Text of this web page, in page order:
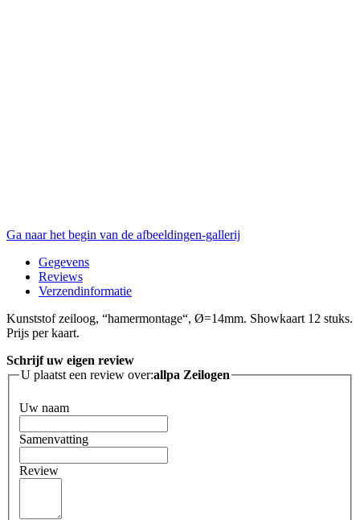
Ga naar het begin van de afbeeldingen-gallerij
Gegevens
Reviews
Verzendinformatie
Kunststof zeiloog, “hamermontage“, Ø=14mm. Showkaart 12 stuks.
Prijs per kaart.
Schrijf uw eigen review
U plaatst een review over:allpa Zeilogen
Uw naam
Samenvatting
Review